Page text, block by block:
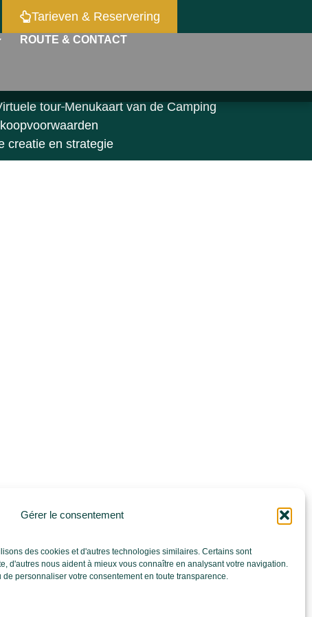
Gérer le consentement
des cookies et d'autres technologies similaires. Certains sont
d'autres nous aident à mieux vous connaître en analysant votre navigation.
personnaliser votre consentement en toute transparence.
Tarieven & Reservering
ROUTE & CONTACT
tour Menukaart van de Camping
creatie en strategie